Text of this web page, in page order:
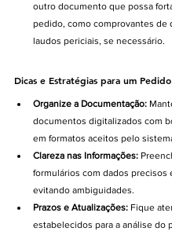
outro documento que possa
pedido, como comprovantes de
laudos periciais, se necessário.
Dicas e Estratégias para um
Organize a Documentação:
documentos digitalizados com
em formatos aceitos pelo
Clareza nas Informações:
formulários com dados precisos
evitando ambiguidades.
Prazos e Atualizações: Fique
estabelecidos para a análise do